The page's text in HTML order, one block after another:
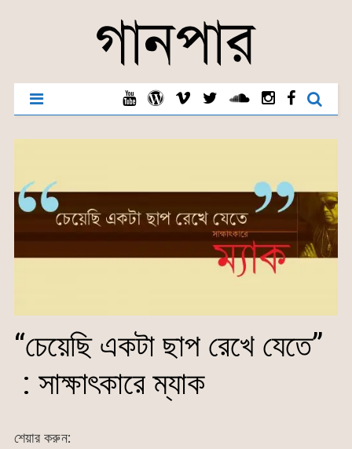
“চেয়েছি একটা ছাপ রেখে যেতে”
: সাক্ষাৎকারে ম্যাক
শেয়ার করুন: